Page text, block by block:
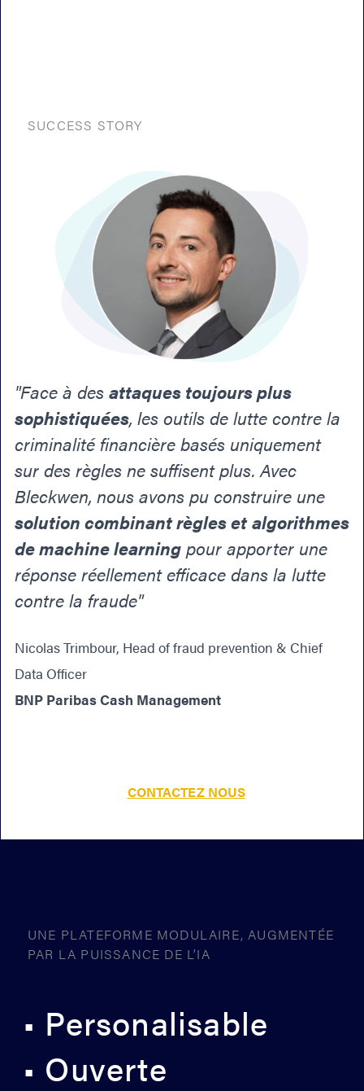
SUCCESS STORY
"Face à desattaques toujours plus
sophistiquées, les outils de lutte contre la
criminalité financière basés uniquement
sur des règles ne suffisent plus. Avec
Bleckwen, nous avons pu construire une
solution combinant règles etalgorithmes
de machine learningpour apporter une
réponse réellement efficace dans la lutte
contre la fraude"
Nicolas Trimbour, Head of fraud prevention & Chief
Data Officer
BNP Paribas Cash Management
CONTACTEZ NOUS
UNE PLATEFORME MODULAIRE, AUGMENTÉE
PAR LA PUISSANCE DE L’IA
• Personalisable
• Ouverte